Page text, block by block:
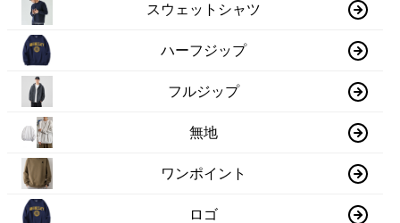
スウェットシャツ
ハーフジップ
フルジップ
無地
ワンポイント
ロゴ